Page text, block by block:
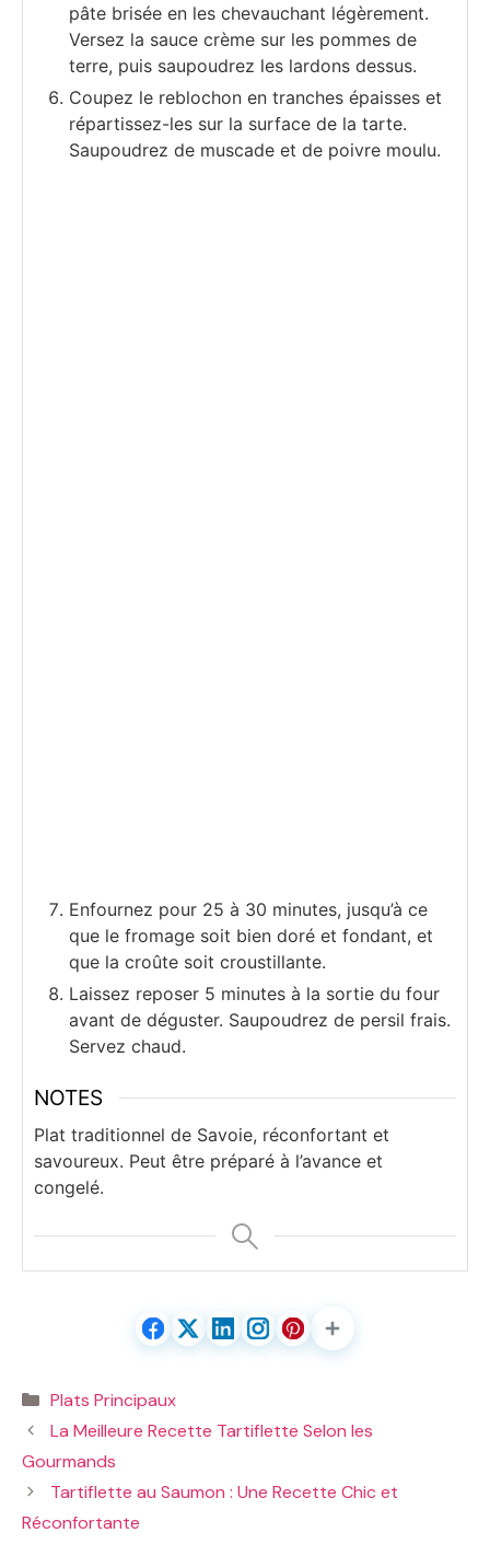
pâte brisée en les chevauchant légèrement.
Versez la sauce crème sur les pommes de
terre, puis saupoudrez les lardons dessus.
Coupez le reblochon en tranches épaisses et
répartissez-les sur la surface de la tarte.
Saupoudrez de muscade et de poivre moulu.
Enfournez pour 25 à 30 minutes, jusqu’à ce
que le fromage soit bien doré et fondant, et
que la croûte soit croustillante.
Laissez reposer 5 minutes à la sortie du four
avant de déguster. Saupoudrez de persil frais.
Servez chaud.
NOTES
Plat traditionnel de Savoie, réconfortant et
savoureux. Peut être préparé à l’avance et
congelé.
Catégories
Plats Principaux
La Meilleure Recette Tartiflette Selon les
Gourmands
Tartiflette au Saumon : Une Recette Chic et
Réconfortante